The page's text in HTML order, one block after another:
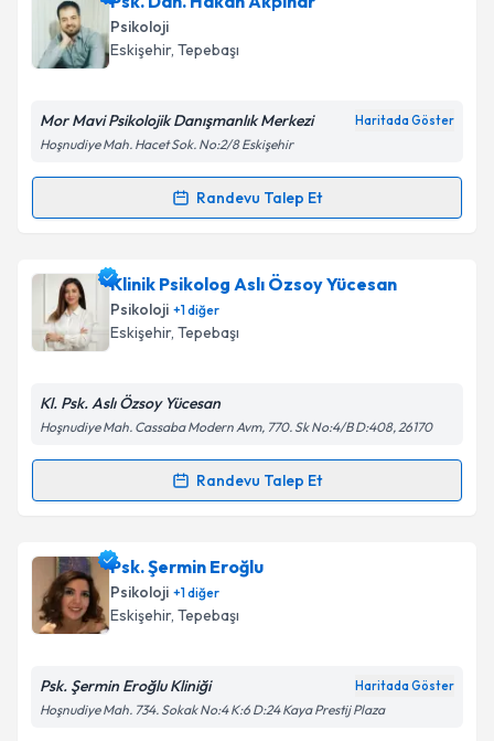
Takvim Talebini Gönder
Psk. Büşra Sürücüiçin randevu takvimi talebi
oluşturun. Size bu uzmandan randevu almanız için bir
takvim hazırlandığında e-posta ile bilgilendireceğiz.
Kişisel verilerimin işlenmesine ilişkin
Takvim Talebini Gönder
Psk. Dan. Hakan Akpınar
Psikoloji
Eskişehir, Tepebaşı
Mor Mavi Psikolojik Danışmanlık Merkezi
Hoşnudiye Mah. Hacet Sok. No:2/8 Eskişehir
Randevu Talep Et
Randevu Takvimi Talebi
Psk. Dan. Hakan Akpınariçin randevu takvimi talebi
oluşturun. Size bu uzmandan randevu almanız için bir
takvim hazırlandığında e-posta ile bilgilendireceğiz.
Kişisel verilerimin işlenmesine ilişkin
Takvim Talebini Gönder
Klinik Psikolog Aslı Özsoy Yücesan
Psikoloji diğer
Eskişehir, Tepebaşı
Kl. Psk. Aslı Özsoy Yücesan
Hoşnudiye Mah. Cassaba Modern Avm, 770. Sk No:4/B D:408, 26170
Randevu Talep Et
Randevu Takvimi Talebi
Klinik Psikolog Aslı Özsoy Yücesan
takvimi talebi oluşturun. Size bu uzmandan randevu
almanız için bir takvim hazırlandığında e-posta ile
E-posta Adresiniz
Psk. Şermin Eroğlu
Psikoloji diğer
Eskişehir, Tepebaşı
Psk. Şermin Eroğlu Kliniği
Hoşnudiye Mah. 734. Sokak No:4 K:6 D:24 Kaya Prestij Plaza